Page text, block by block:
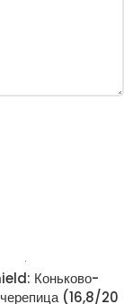
Коньково-
черепица (16,8/20